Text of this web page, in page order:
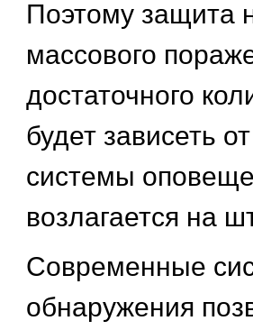
Поэтому защита
массового
достаточного
будет зависеть
системы
возлагается на
Современные
обнаружения